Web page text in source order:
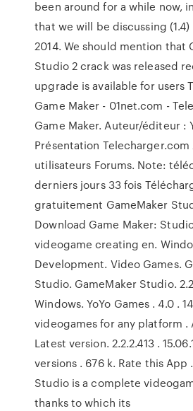
been around for a while now,
that we will be discussing (1.4)
2014. We should mention that
Studio 2 crack was released
upgrade is available for users
Game Maker - 01net.com -
Game Maker. Auteur/éditeur :
Présentation Telecharger.com
utilisateurs Forums. Note:
derniers jours 33 fois
gratuitement GameMaker
Download Game Maker:
videogame creating en.
Development. Video Games.
Studio. GameMaker Studio.
Windows. YoYo Games . 4.0 .
videogames for any platform .
Latest version. 2.2.2.413 .
versions . 676 k. Rate this App
Studio is a complete
thanks to which its